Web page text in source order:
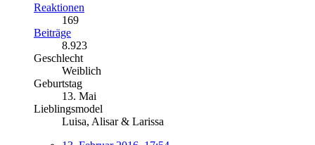
Reaktionen
169
Beiträge
8.923
Geschlecht
Weiblich
Geburtstag
13. Mai
Lieblingsmodel
Luisa, Alisar & Larissa